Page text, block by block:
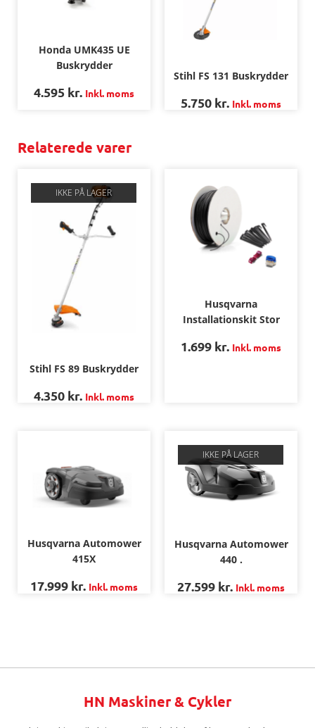
Honda UMK435 UE
Buskrydder
4.595 kr. Inkl. moms
Stihl FS 131 Buskrydder
5.750 kr. Inkl. moms
Relaterede varer
IKKE PÅ LAGER
Stihl FS 89 Buskrydder
4.350 kr. Inkl. moms
Husqvarna
Installationskit Stor
1.699 kr. Inkl. moms
Husqvarna Automower
415X
17.999 kr. Inkl. moms
IKKE PÅ LAGER
Husqvarna Automower
440 .
27.599 kr. Inkl. moms
HN Maskiner & Cykler